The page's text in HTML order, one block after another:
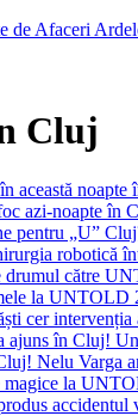
de Afaceri
Cluj
această noapte
azi-noapte în
pentru „U”
robotică
către
la UNTOLD
cer intervenția
ajuns în Cluj!
Nelu Varga
la
accidentul